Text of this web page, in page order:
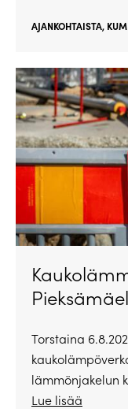
AJANKOHTAISTA,
Torstaina
lämmönjakelun
Lue lisää